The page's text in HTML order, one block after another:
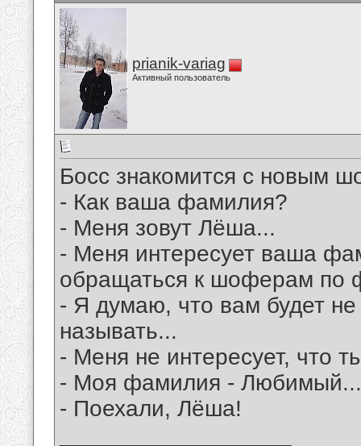
prianik-variag
Активный пользователь
Босс знакомится с новым
- Как ваша фамилия?
- Меня зовут Лёша...
- Меня интересует ваша
обращаться к шоферам по
- Я думаю, что вам будет
называть...
- Меня не интересует, что
- Моя фамилия - Любимый...
- Поехали, Лёша!